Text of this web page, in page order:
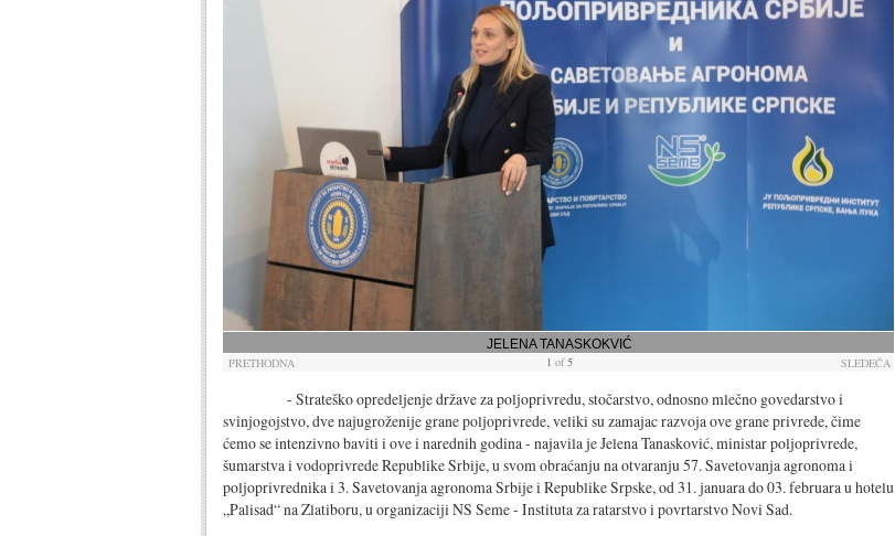
JELENA TANASKOKVIĆ
PRETHODNA 1 of5 SLEDEĆA
- Strateško opredeljenje države za poljoprivredu, stočarstvo, odnosno mlečno govedarstvo i
svinjogojstvo, dve najugroženije grane poljoprivrede, veliki su zamajac razvoja ove grane privrede, čime
ćemo se intenzivno baviti i ove i narednih godina - najavila je Jelena Tanasković, ministar poljoprivrede,
šumarstva i vodoprivrede Republike Srbije, u svom obraćanju na otvaranju 57. Savetovanja agronoma i
poljoprivrednika i 3. Savetovanja agronoma Srbije i Republike Srpske, od 31. januara do 03. februara u hotelu
„Palisad“ na Zlatiboru, u organizaciji NS Seme - Instituta za ratarstvo i povrtarstvo Novi Sad.